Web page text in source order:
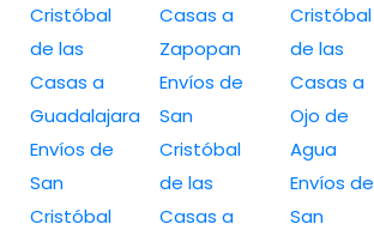
Cristóbal
de las
Casas a
Guadalajara
Envíos de
San
Cristóbal
Casas a
Zapopan
Envíos de
San
Cristóbal
de las
Casas a
Cristóbal
de las
Casas a
Ojo de
Agua
Envíos de
San